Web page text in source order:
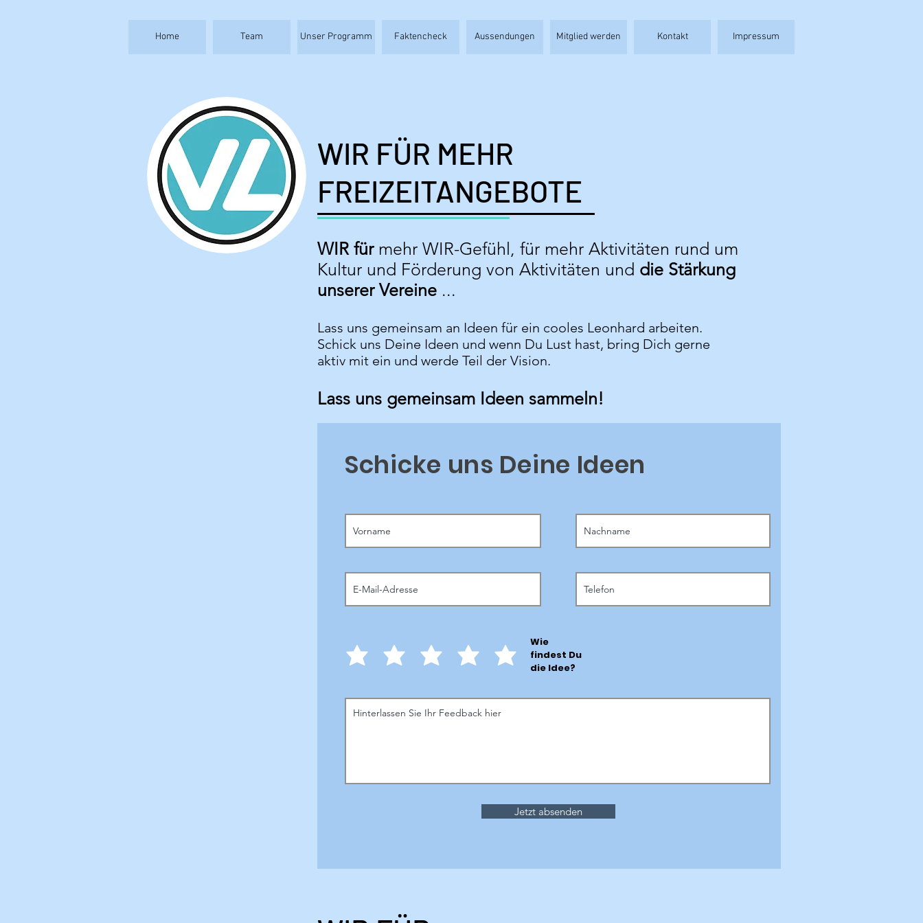
Home Team Unser Programm Faktencheck Aussendungen Mitglied werden Kontakt Impressum
WIR FÜR MEHR
FREIZEITANGEBOTE
WIR für mehr WIR-Gefühl, für mehr Aktivitäten rund um
Kultur und Förderung von Aktivitäten und die Stärkung
unserer Vereine ...
Lass uns gemeinsam an Ideen für ein cooles Leonhard arbeiten.
Schick uns Deine Ideen und wenn Du Lust hast, bring Dich gerne
aktiv mit ein und werde Teil der Vision.
Lass uns gemeinsam Ideen sammeln!
Schicke uns Deine Ideen
Wie
findest Du
die Idee?
Jetzt absenden